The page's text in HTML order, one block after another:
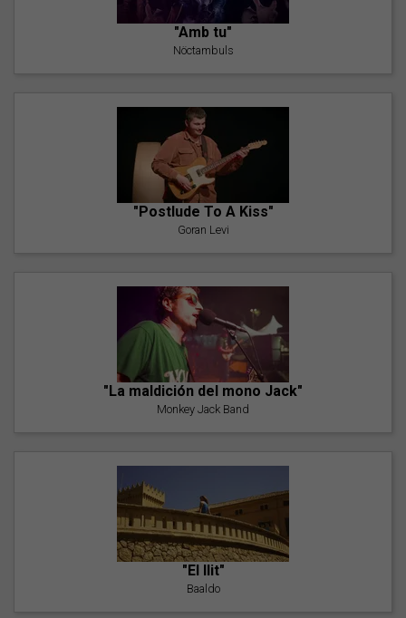
"Amb tu"
Nöctambuls
"Postlude To A Kiss"
Goran Levi
"La maldición del mono Jack"
Monkey Jack Band
"El llit"
Baaldo